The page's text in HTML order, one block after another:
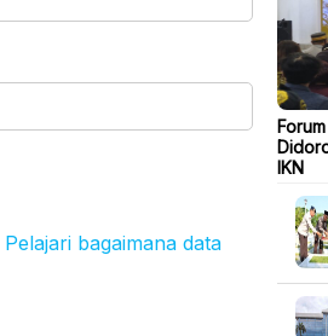
Pelajari bagaimana data
IKN